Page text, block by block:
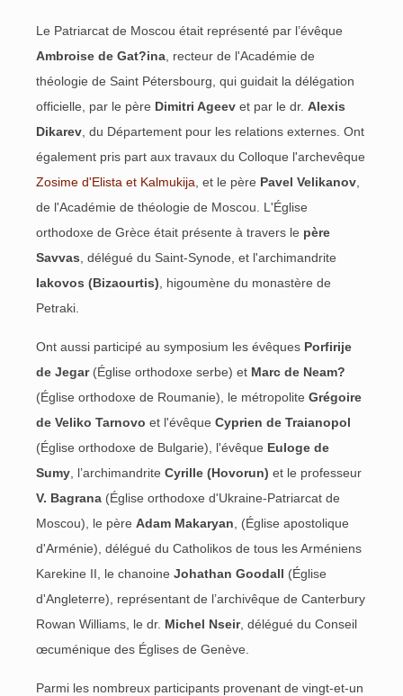
Le Patriarcat de Moscou était représenté par l’évêque
Ambroise de Gat?ina , recteur de l'Académie de
théologie de Saint Pétersbourg, qui guidait la délégation
officielle, par le père Dimitri Ageev et par le dr. Alexis
Dikarev , du Département pour les relations externes. Ont
également pris part aux travaux du Colloque l'archevêque
Zosime d'Elista et Kalmukija , et le père Pavel Velikanov
de l'Académie de théologie de Moscou. L'Église
orthodoxe de Grèce était présente à travers le père
Savvas , délégué du Saint-Synode, et l'archimandrite
Iakovos (Bizaourtis) , higoumène du monastère de
Petraki.
Ont aussi participé au symposium les évêques Porfirije
de Jegar(Église orthodoxe serbe) et Marc de Neam?
(Église orthodoxe de Roumanie), le métropolite Grégoire
de Veliko Tarnovo et l'évêque Cyprien de Traianopol
(Église orthodoxe de Bulgarie), l'évêque Euloge de
Sumy , l’archimandrite Cyrille (Hovorun) et le professeur
V. Bagrana (Église orthodoxe d'Ukraine-Patriarcat de
Moscou), le père Adam Makaryan , (Église apostolique
d'Arménie), délégué du Catholikos de tous les Arméniens
Karekine II, le chanoine Johathan Goodall (Église
d'Angleterre), représentant de l’archivêque de Canterbury
Rowan Williams, le dr. Michel Nseir, délégué du Conseil
œcuménique des Églises de Genève.
Parmi les nombreux participants provenant de vingt-et-un